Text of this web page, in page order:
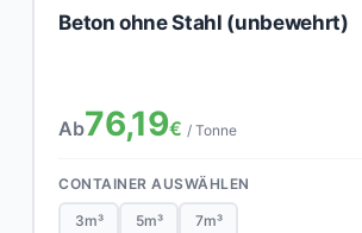
Beton ohne Stahl (unbewehrt)
Ab76,19€ / Tonne
CONTAINER AUSWÄHLEN
3m³ 5m³ 7m³